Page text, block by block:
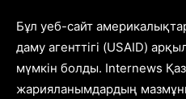
Бұл уеб-сайт
даму агенттігі (USAID)
мүмкін болды. Internews
жарияланымдардың